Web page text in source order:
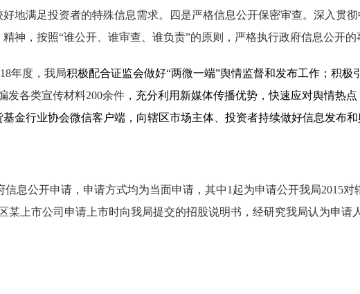
地满足投资者的特殊信息需求。四是严格信息公开保密审查。深入贯
神，按照“谁公开、谁审查、谁负责”的原则，严格执行政府信息公开的
年度，我局积极配合证监会做好“两微一端”舆情监督和发布工作；积极
发各类宣传材料200余件，充分利用新媒体传播优势，快速应对舆情热
金行业协会微信客户端， 向辖区市场主体、投资者持续做好信息发布和
信息公开申请，申请方式均为当面申请，其中1起为申请公开我局2015对
某上市公司申请上市时向我局提交的招股说明书，经研究我局认为申